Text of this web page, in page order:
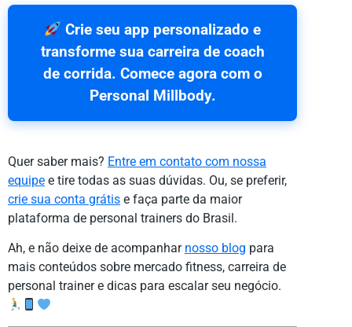
Crie seu app personalizado e
transforme sua carreira de coach
de corrida. Comece agora com o
Personal Millbody.
Quer saber mais? Entre em contato com nossa
equipe e tire todas as suas dúvidas. Ou, se preferir,
crie sua conta grátis e faça parte da maior
plataforma de personal trainers do Brasil.
Ah, e não deixe de acompanhar nosso blog para
mais conteúdos sobre mercado fitness, carreira de
personal trainer e dicas para escalar seu negócio.